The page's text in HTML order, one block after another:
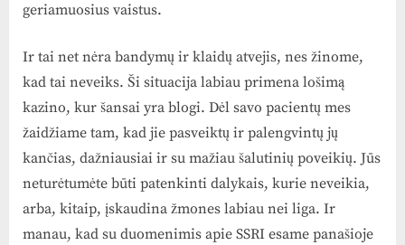
geriamuosius vaistus.
Ir tai net nėra bandymų ir klaidų atvejis, nes žinome,
kad tai neveiks. Ši situacija labiau primena lošimą
kazino, kur šansai yra blogi. Dėl savo pacientų mes
žaidžiame tam, kad jie pasveiktų ir palengvintų jų
kančias, dažniausiai ir su mažiau šalutinių poveikių. Jūs
neturėtumėte būti patenkinti dalykais, kurie neveikia,
arba, kitaip, įskaudina žmones labiau nei liga. Ir
manau, kad su duomenimis apie SSRI esame panašioje